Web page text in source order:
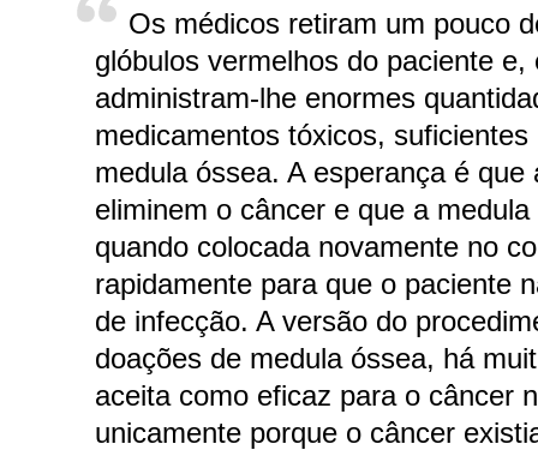
Os médicos retiram um pouco
glóbulos vermelhos do paciente e,
administram-lhe enormes
medicamentos tóxicos,
medula óssea. A esperança é que
eliminem o câncer e que a
quando colocada novamente no
rapidamente para que o paciente
de infecção. A versão do
doações de medula óssea, há
aceita como eficaz para o câncer
unicamente porque o câncer